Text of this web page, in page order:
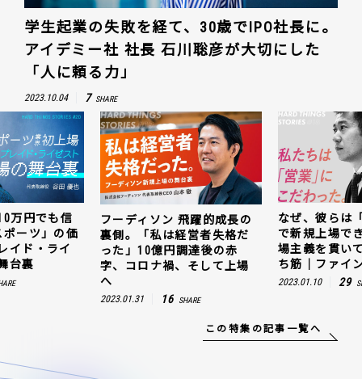
学生起業の失敗を経て、30歳でIPO社長に。
アイデミー社 社長 石川聡彦が大切にした
「人に頼る力」
2023.10.04 7 SHARE
万円でも信
ーツ」の価
イド・ライ
台裏
フーディソン 飛躍的成長の
裏側。「私は経営者失格だ
った」10億円調達後の赤
字、コロナ禍、そして上場
へ
2023.01.31 16 SHARE
なぜ、彼らは
で新規上場で
場主義を貫い
ち筋｜ファイ
2023.01.10 29
この特集の記事一覧へ